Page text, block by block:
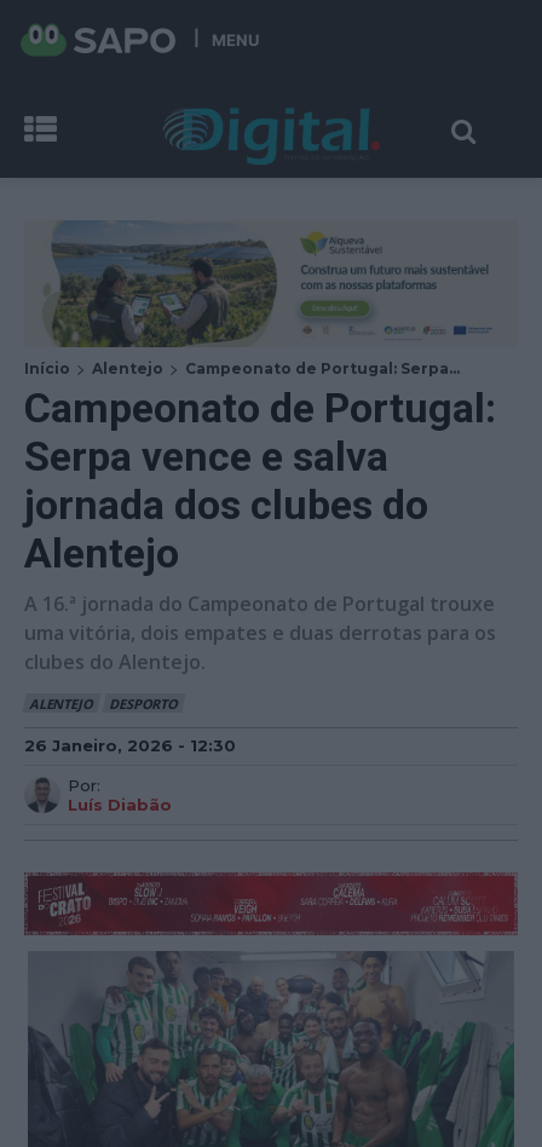
MENU
Início Alentejo Campeonato de Portugal: Serpa...
Campeonato de Portugal:
Serpa vence e salva
jornada dos clubes do
Alentejo
A 16.ª jornada do Campeonato de Portugal trouxe
uma vitória, dois empates e duas derrotas para os
clubes do Alentejo.
ALENTEJO DESPORTO
26 Janeiro, 2026 - 12:30
Por:
Luís Diabão